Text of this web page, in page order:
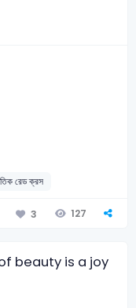
রেড ক্রস
3 127
beauty is a joy